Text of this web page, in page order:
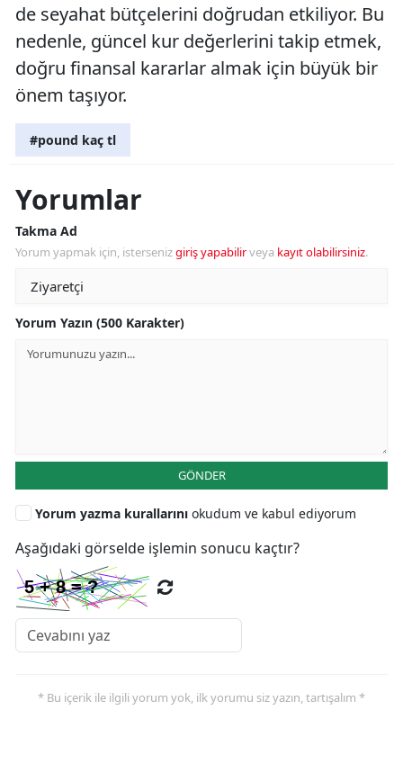
de seyahat bütçelerini doğrudan etkiliyor. Bu
nedenle, güncel kur değerlerini takip etmek,
doğru finansal kararlar almak için büyük bir
önem taşıyor.
#pound kaç tl
Yorumlar
Takma Ad
Yorum yapmak için, istersenizgiriş yapabilirveya kayıt olabilirsiniz.
Yorum Yazın (500 Karakter)
GÖNDER
Yorum yazma kurallarını okudum ve kabul ediyorum
Aşağıdaki görselde işlemin sonucu kaçtır?
* Bu içerik ile ilgili yorum yok, ilk yorumu siz yazın, tartışalım *